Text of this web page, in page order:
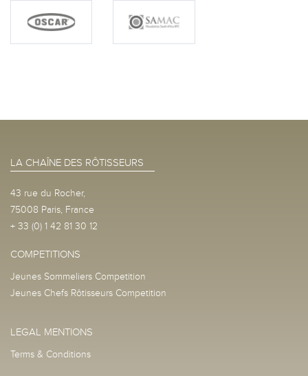
LA CHAÎNE DES RÔTISSEURS
43 rue du Rocher,
75008 Paris, France
+ 33 (0) 1 42 81 30 12
COMPETITIONS
Jeunes Sommeliers Competition
Jeunes Chefs Rôtisseurs Competition
LEGAL MENTIONS
Terms & Conditions